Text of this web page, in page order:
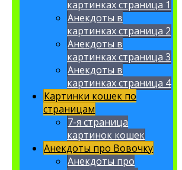
картинках страница 1
Анекдоты в
картинках страница 2
Анекдоты в
картинках страница 3
Анекдоты в
картинках страница 4
Картинки кошек по
страницам
7-я страница
картинок кошек
Анекдоты про Вовочку
Анекдоты про